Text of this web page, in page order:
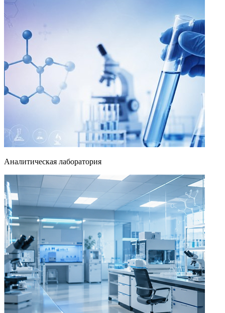
Аналитическая лаборатория